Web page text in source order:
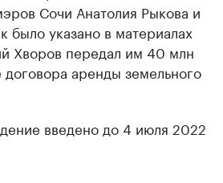
Сочи Анатолия Рыкова и
было указано в материалах
Хворов передал им 40 млн
аренды земельного
введено до 4 июля 2022